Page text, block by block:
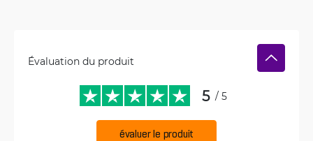
Évaluation du produit
5 / 5
évaluer le produit